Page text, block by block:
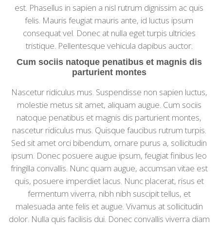
est. Phasellus in sapien a nisl rutrum dignissim ac quis
felis. Mauris feugiat mauris ante, id luctus ipsum
consequat vel. Donec at nulla eget turpis ultricies
tristique. Pellentesque vehicula dapibus auctor.
Cum sociis natoque penatibus et magnis dis
parturient montes
Nascetur ridiculus mus. Suspendisse non sapien luctus,
molestie metus sit amet, aliquam augue. Cum sociis
natoque penatibus et magnis dis parturient montes,
nascetur ridiculus mus. Quisque faucibus rutrum turpis.
Sed sit amet orci bibendum, ornare purus a, sollicitudin
ipsum. Donec posuere augue ipsum, feugiat finibus leo
fringilla convallis. Nunc quam augue, accumsan vitae est
quis, posuere imperdiet lacus. Nunc placerat, risus et
fermentum viverra, nibh nibh suscipit tellus, et
malesuada ante felis et augue. Vivamus at sollicitudin
dolor. Nulla quis facilisis dui. Donec convallis viverra diam